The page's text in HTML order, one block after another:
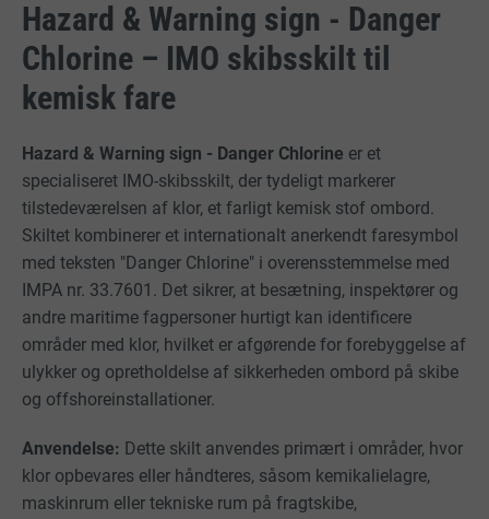
Hazard & Warning sign - Danger
Chlorine – IMO skibsskilt til
kemisk fare
Hazard & Warning sign - Danger Chlorine er et
specialiseret IMO-skibsskilt, der tydeligt markerer
tilstedeværelsen af klor, et farligt kemisk stof ombord.
Skiltet kombinerer et internationalt anerkendt faresymbol
med teksten "Danger Chlorine" i overensstemmelse med
IMPA nr. 33.7601. Det sikrer, at besætning, inspektører og
andre maritime fagpersoner hurtigt kan identificere
områder med klor, hvilket er afgørende for forebyggelse af
ulykker og opretholdelse af sikkerheden ombord på skibe
og offshoreinstallationer.
Anvendelse: Dette skilt anvendes primært i områder, hvor
klor opbevares eller håndteres, såsom kemikalielagre,
maskinrum eller tekniske rum på fragtskibe,